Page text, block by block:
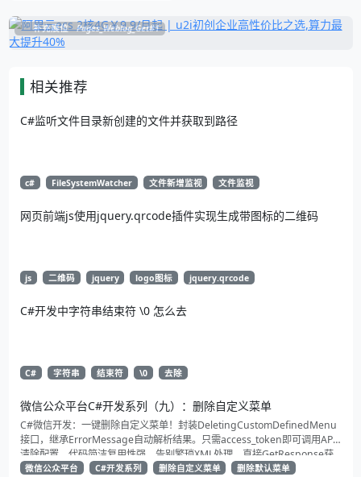
补充展位 Pages_Weblog_Get#1
相关推荐
C#监听文件目录新创建的文件并获取到路径
c# FileSystemWatcher 文件新增监视 文件监视
网页前端js使用jquery.qrcode插件实现生成带图标的二维码
js 二维码 jquery logo图标 jquery.qrcode
C#开发中字符串结束符 \0 怎么去
C# 字符串 结束符 \0 去除
微信公众平台C#开发系列（九）：删除自定义菜单
C#微信开发：一键删除自定义菜单！封装DeletingCustomDefinedMenu
接口，继承ErrorMessage自动解析结果。只需access_token即可调用API
清除配置。代码简洁复用性强，告别繁琐XML处理，直接GetResponse获
取状态。适合动态管理公众号的开发者，建议收藏备用！
微信公众平台 C#开发系列 删除自定义菜单
删除默认菜单